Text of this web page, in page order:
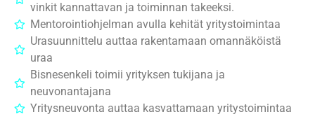
vinkit kannattavan ja toiminnan takeeksi.
Mentorointiohjelman avulla kehität yritystoimintaa
Urasuunnittelu auttaa rakentamaan omannäköistä
uraa
Bisnesenkeli toimii yrityksen tukijana ja
neuvonantajana
Yritysneuvonta auttaa kasvattamaan yritystoimintaa